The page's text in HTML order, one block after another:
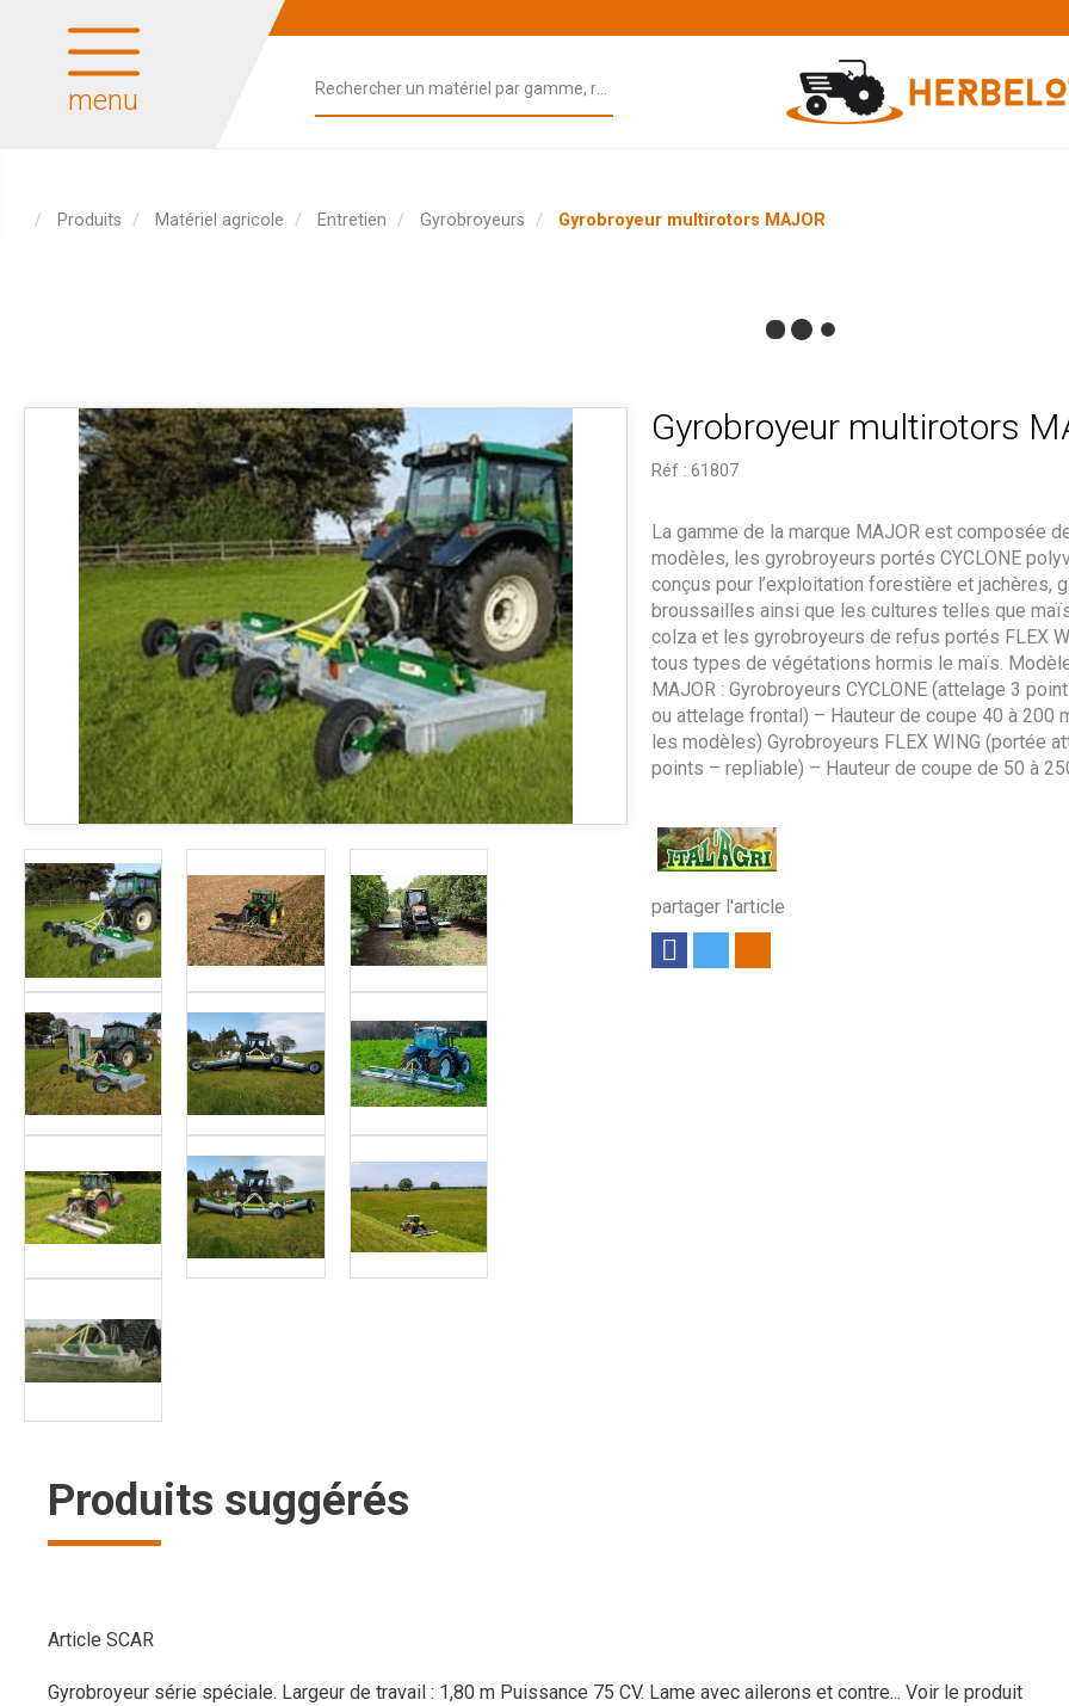
menu
Produits Matériel agricole Entretien Gyrobroyeurs Gyrobroyeur multirotors MAJOR
Gyrobroyeur multirotors
Réf : 61807
partager l'article
La gamme de la marque MAJOR est composée
modèles, les gyrobroyeurs portés CYCLONE
conçus pour l’exploitation forestière et jachères,
broussailles ainsi que les cultures telles que
colza et les gyrobroyeurs de refus portés FLEX
tous types de végétations hormis le maïs.
MAJOR : Gyrobroyeurs CYCLONE (attelage 3
ou attelage frontal) – Hauteur de coupe 40 à 200
les modèles) Gyrobroyeurs FLEX WING (portée
points – repliable) – Hauteur de coupe de 50 à
Produits suggérés
Article SCAR
Gyrobroyeur série spéciale. Largeur de travail : 1,80 m Puissance 75 CV. Lame avec ailerons et contre... Voir le produit